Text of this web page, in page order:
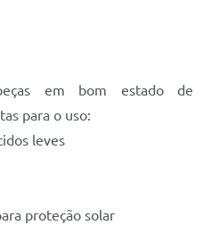
em bom estado de
para o uso:
leves
proteção solar